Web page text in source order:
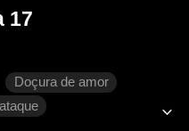
17
Doçura de amor